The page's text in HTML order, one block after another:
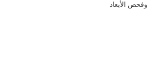
الأبعاد